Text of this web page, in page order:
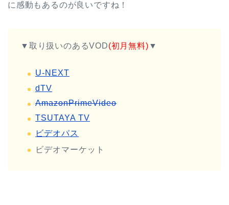
に感動もあるのが良いですね！
▼取り扱いのあるVOD(初月無料) ▼
U-NEXT
dTV
AmazonPrimeVideo
TSUTAYA TV
ビデオパス
ビデオマーケット